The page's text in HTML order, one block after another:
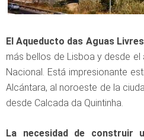
El Aqueducto das Aguas Livres
más bellos de Lisboa y desde
Nacional. Está impresionante
Alcántara, al noroeste de la
desde Calcada da Quintinha.
La necesidad de construir